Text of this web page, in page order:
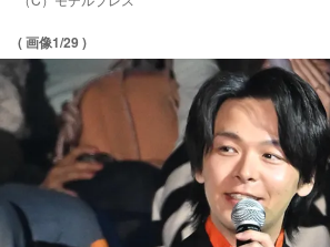
( 画像1/29 )